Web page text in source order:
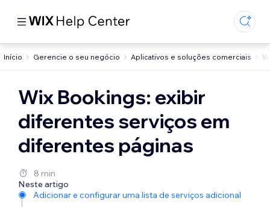
Início Gerencie o seu negócio Aplicativos e soluções comerciais
Wix Bookings: exibir
diferentes serviços em
diferentes páginas
8 min
Neste artigo
Adicionar e configurar uma lista de serviços adicional